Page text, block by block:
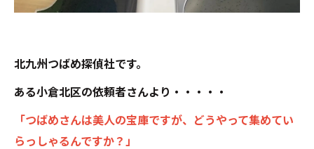
北九州つばめ探偵社です。
ある小倉北区の依頼者さんより・・・・・
「つばめさんは美人の宝庫ですが、どうやって集めてい
らっしゃるんですか？」